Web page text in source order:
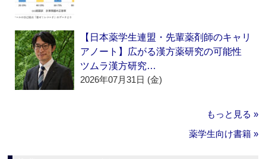
【日本薬学生連盟・先輩薬剤師のキャリ
アノート】広がる漢方薬研究の可能性
ツムラ漢方研究…
2026年07月31日 (金)
もっと見る »
薬学生向け書籍 »